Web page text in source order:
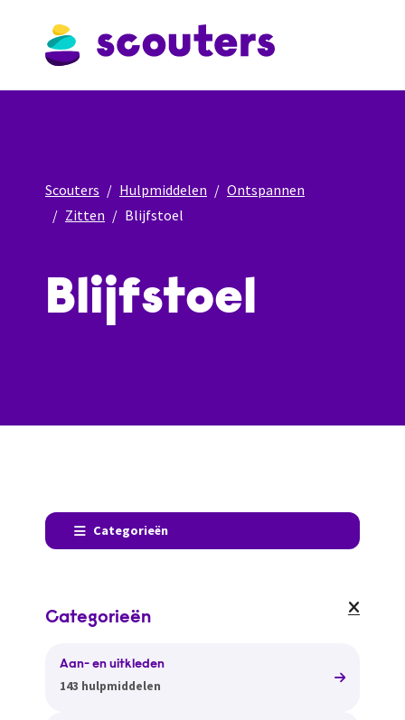
Scouters Hulpmiddelen
Ontspannen
Zitten
Blijfstoel
Blijfstoel
Categorieën
Categorieën
Aan- en uitkleden
143 hulpmiddelen